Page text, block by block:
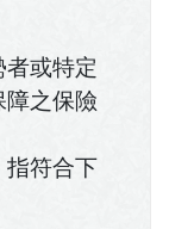
或特定
障之保險
指符合下